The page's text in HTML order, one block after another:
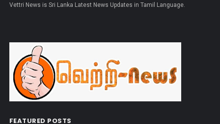
Vettri News is Sri Lanka Latest News Updates in Tamil Language.
FEATURED POSTS